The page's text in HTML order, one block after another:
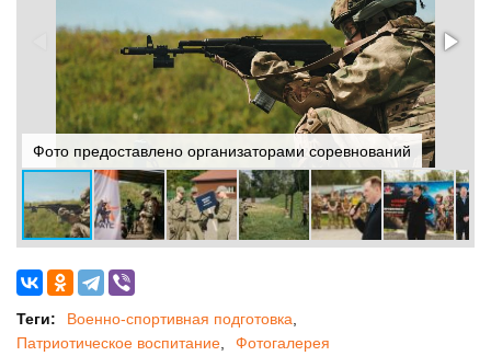
Фото предоставлено организаторами соревнований
Теги:
Военно-спортивная подготовка
Патриотическое воспитание
Фотогалерея